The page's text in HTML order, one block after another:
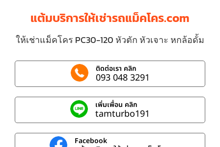
แต้มบริการให้เช่ารถแม็คโคร.com
ให้เช่าแม็คโคร PC30-120 หัวตัก หัวเจาะ หกล้อดั้ม
ติดต่อเรา คลิก
093 048 3291
เพิ่มเพื่อน คลิก
tamturbo191
Facebook